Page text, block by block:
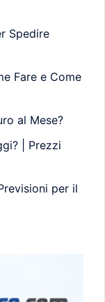
Spedire
Fare e Come
al Mese?
| Prezzi
per il